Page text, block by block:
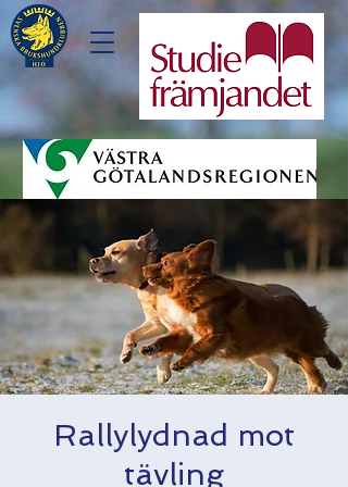
Rallylydnad mot
tävling